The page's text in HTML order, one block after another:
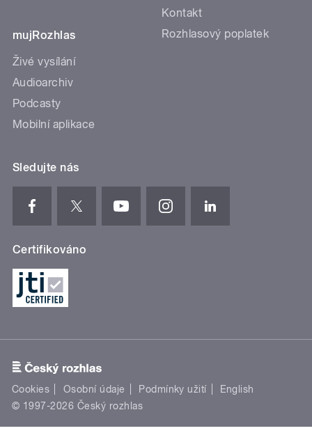
mujRozhlas
Živé vysílání
Audioarchiv
Podcasty
Mobilní aplikace
Kontakt
Rozhlasový poplatek
Sledujte nás
Certifikováno
Cookies Osobní údaje Podmínky užití
English
© 1997-2026 Český rozhlas